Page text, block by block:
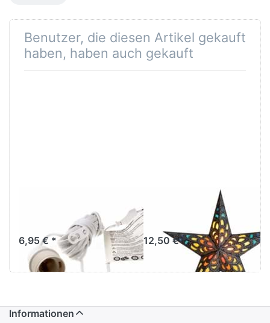
Benutzer, die diesen Artikel gekauft
haben, haben auch gekauft
6,95 € *
starlightz nari
12,50 € *
Informationen